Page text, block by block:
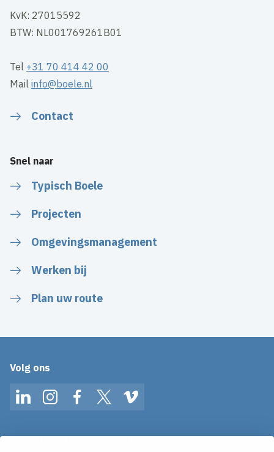
KvK: 27015592
BTW: NL001769261B01
Tel +31 70 414 42 00
Mailinfo@boele.nl
Contact
Snel naar
Typisch Boele
Projecten
Omgevingsmanagement
Werken bij
Plan uw route
Volg ons
LinkedInInstagramFacebookTwitterVimeo